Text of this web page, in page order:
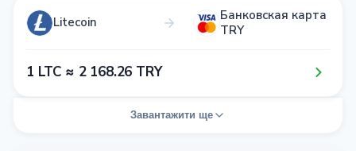
Litecoin
Банковская карта
TRY
1​ LTC ≈ 2​ 1​6​8​.2​6​ TRY
Завантажити ще